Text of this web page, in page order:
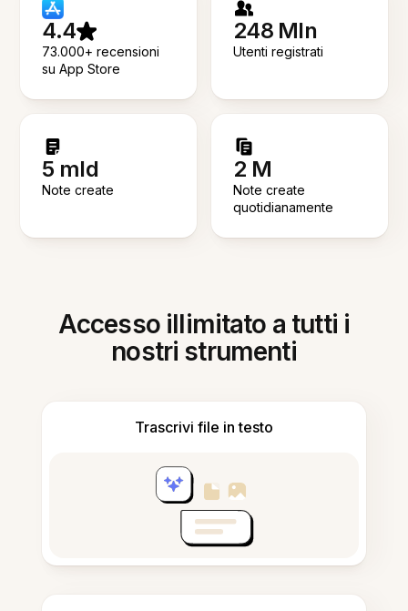
4.4
73.000+ recensioni
su App Store
248 Mln
Utenti registrati
5 mld
Note create
2 M
Note create
quotidianamente
Accesso illimitato a tutti i
nostri strumenti
Trascrivi file in testo